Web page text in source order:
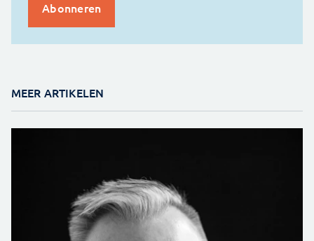
MEER ARTIKELEN